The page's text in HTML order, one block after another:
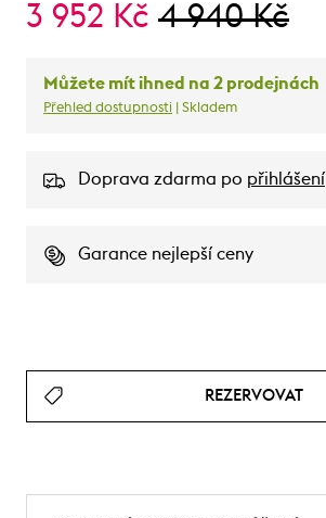
3 952 Kč 4 940 Kč
Můžete mít ihned na 2 prodejnách
Přehled dostupnosti | Skladem
Doprava zdarma po přihlášení
Garance nejlepší ceny
REZERVOVAT